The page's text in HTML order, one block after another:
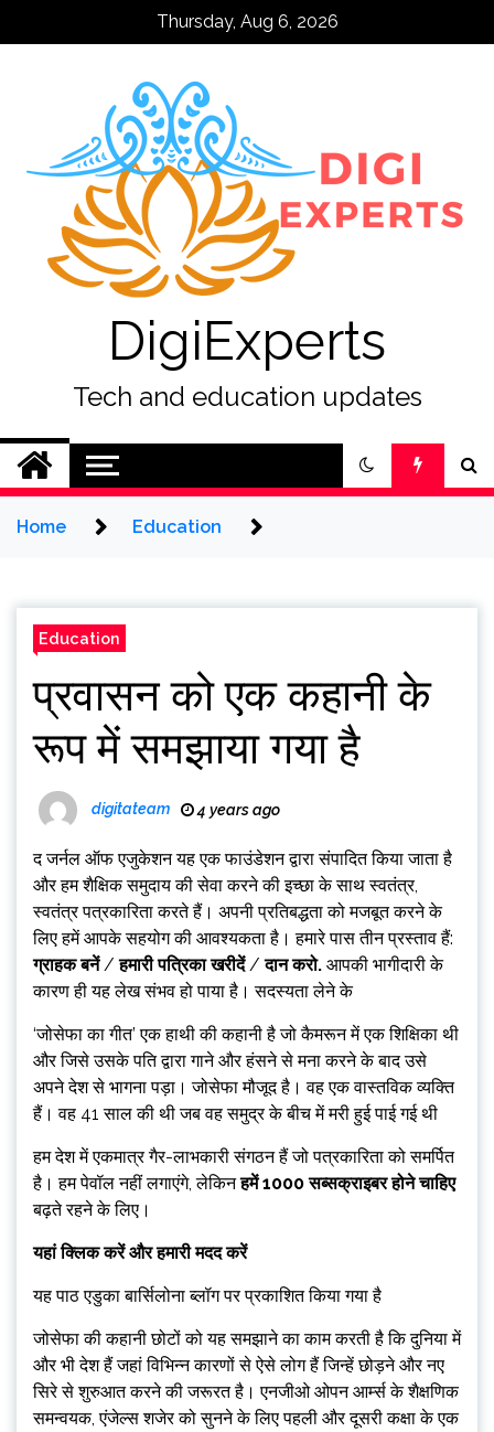
Thursday, Aug 6, 2026
DigiExperts
Tech and education updates
Home Education
Education
प्रवासन को एक कहानी के
रूप में समझाया गया है
digitateam 4 years ago
द जर्नल ऑफ एजुकेशन यह एक फाउंडेशन द्वारा संपादित किया जाता है
और हम शैक्षिक समुदाय की सेवा करने की इच्छा के साथ स्वतंत्र,
स्वतंत्र पत्रकारिता करते हैं। अपनी प्रतिबद्धता को मजबूत करने के
लिए हमें आपके सहयोग की आवश्यकता है। हमारे पास तीन प्रस्ताव हैं:
ग्राहक बनें/हमारी पत्रिका खरीदें/दान करो. आपकी भागीदारी के
कारण ही यह लेख संभव हो पाया है। सदस्यता लेने के
‘जोसेफा का गीत’ एक हाथी की कहानी है जो कैमरून में एक शिक्षिका थी
और जिसे उसके पति द्वारा गाने और हंसने से मना करने के बाद उसे
अपने देश से भागना पड़ा। जोसेफा मौजूद है। वह एक वास्तविक व्यक्ति
हैं। वह 41 साल की थी जब वह समुद्र के बीच में मरी हुई पाई गई थी
हम देश में एकमात्र गैर-लाभकारी संगठन हैं जो पत्रकारिता को समर्पित
है। हम पेवॉल नहीं लगाएंगे, लेकिनहमें 1000 सब्सक्राइबर होने चाहिए
बढ़ते रहने के लिए।
यहां क्लिक करें और हमारी मदद करें
यह पाठ एडुका बार्सिलोना ब्लॉग पर प्रकाशित किया गया है
जोसेफा की कहानी छोटों को यह समझाने का काम करती है कि दुनिया में
और भी देश हैं जहां विभिन्न कारणों से ऐसे लोग हैं जिन्हें छोड़ने और नए
सिरे से शुरुआत करने की जरूरत है। एनजीओ ओपन आर्म्स के शैक्षणिक
समन्वयक, एंजेल्स शजेर को सुनने के लिए पहली और दूसरी कक्षा के एक